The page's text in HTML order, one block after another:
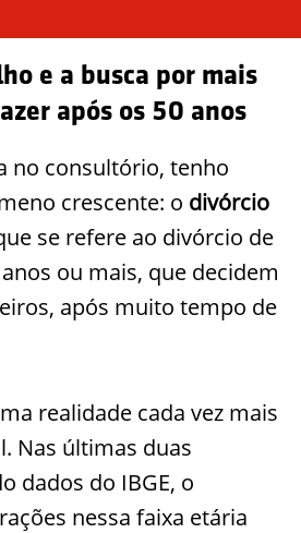
e a busca por mais
após os 50 anos
no consultório, tenho
crescente: o divórcio
se refere ao divórcio de
ou mais, que decidem
após muito tempo de
realidade cada vez mais
Nas últimas duas
dados do IBGE, o
nessa faixa etária